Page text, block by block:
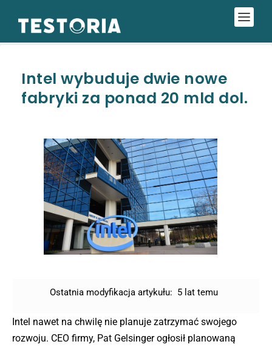
Intel wybuduje dwie nowe
fabryki za ponad 20 mld dol.
Ostatnia modyfikacja artykułu: 5 lat temu
Intel nawet na chwilę nie planuje zatrzymać swojego
rozwoju. CEO firmy, Pat Gelsinger ogłosił planowaną